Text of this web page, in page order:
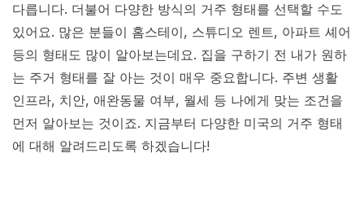
다릅니다. 더불어 다양한 방식의 거주 형태를 선택할 수도
있어요. 많은 분들이 홈스테이, 스튜디오 렌트, 아파트 셰어
등의 형태도 많이 알아보는데요. 집을 구하기 전 내가 원하
는 주거 형태를 잘 아는 것이 매우 중요합니다. 주변 생활
인프라, 치안, 애완동물 여부, 월세 등 나에게 맞는 조건을
먼저 알아보는 것이죠. 지금부터 다양한 미국의 거주 형태
에 대해 알려드리도록 하겠습니다!